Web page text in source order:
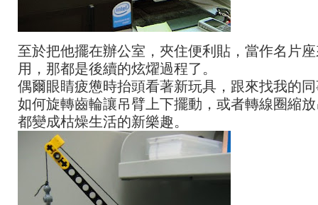
至於把他擺在辦公室，夾住便利貼，當作名片
用，那都是後續的炫燿過程了。
偶爾眼睛疲憊時抬頭看著新玩具，跟來找我的
如何旋轉齒輪讓吊臂上下擺動，或者轉線圈縮
都變成枯燥生活的新樂趣。